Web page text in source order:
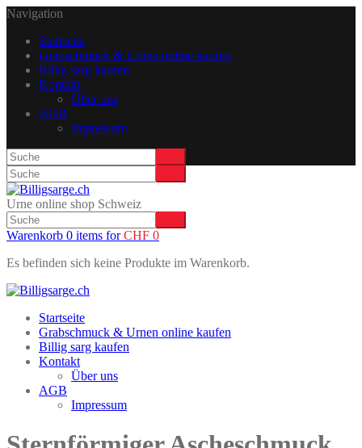
Navigation
Startseite
Grabschmuck & Urnen online kaufen
Billig sarg kaufen
Kontakt
Über uns
AGB
Impressum
Urne online shop Schweiz
Warenkorb 0 items forCHF 0
Es befinden sich keine Produkte im Warenkorb.
Startseite
Grabschmuck & Urnen online kaufen
Billig sarg kaufen
Kontakt
Über uns
AGB
Impressum